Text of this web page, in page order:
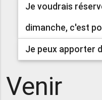
Je voudrais
dimanche, c'est
Je peux apporter
Venir